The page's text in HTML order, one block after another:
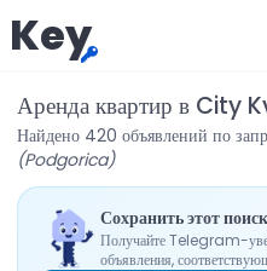
Key
Аренда квартир в
Найдено 420 объявлений по
(Podgorica)
Сохранить этот поиск
Получайте Telegram-
объявления,